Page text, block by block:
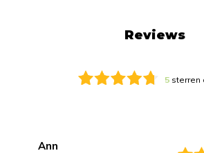
Reviews
5 sterren
Ann